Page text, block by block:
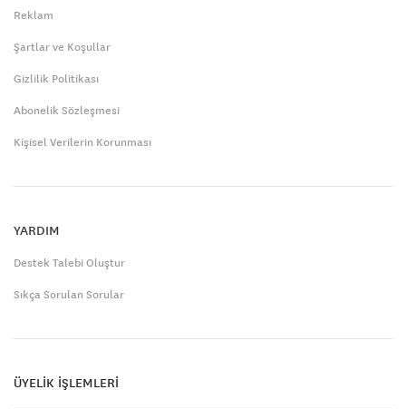
Reklam
Şartlar ve Koşullar
Gizlilik Politikası
Abonelik Sözleşmesi
Kişisel Verilerin Korunması
YARDIM
Destek Talebi Oluştur
Sıkça Sorulan Sorular
ÜYELİK İŞLEMLERİ